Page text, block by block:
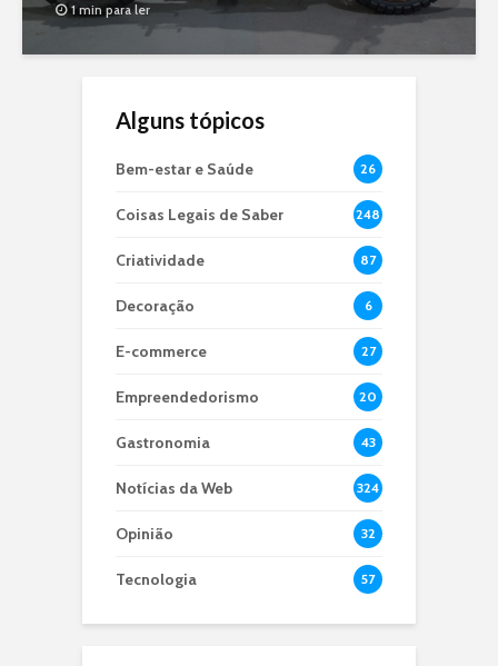
1 min para ler
Alguns tópicos
Bem-estar e Saúde 26
Coisas Legais de Saber 248
Criatividade 87
Decoração 6
E-commerce 27
Empreendedorismo 20
Gastronomia 43
Notícias da Web 324
Opinião 32
Tecnologia 57